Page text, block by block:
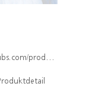
isin/DE000WA7QZ52